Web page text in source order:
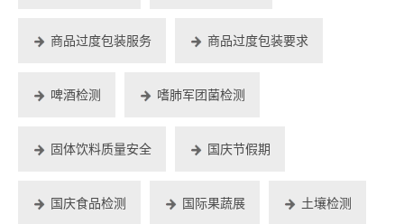
商品过度包装服务 商品过度包装要求
啤酒检测 嗜肺军团菌检测
固体饮料质量安全 国庆节假期
国庆食品检测 国际果蔬展 土壤检测